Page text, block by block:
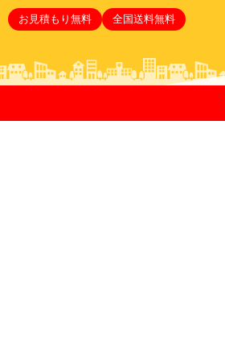
お見積もり無料 全国送料無料